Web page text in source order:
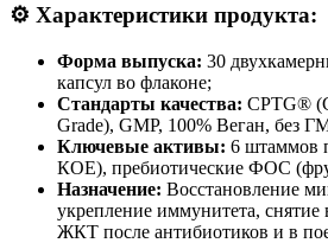
⚙️ Характеристики продукта:
Форма выпуска: 30
капсул во флаконе;
Стандарты качества: CPTG®
Grade), GMP, 100% Веган, без
Ключевые активы: 6 штаммов
КОЕ), пребиотические ФОС
Назначение: Восстановление
укрепление иммунитета, снятие
ЖКТ после антибиотиков и в